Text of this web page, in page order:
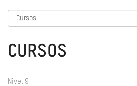
CURSOS
Nivel 9